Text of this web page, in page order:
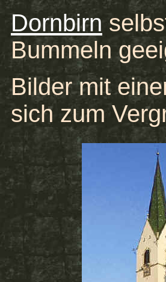
Dornbirn
Bummeln
Bilder mit
sich zum